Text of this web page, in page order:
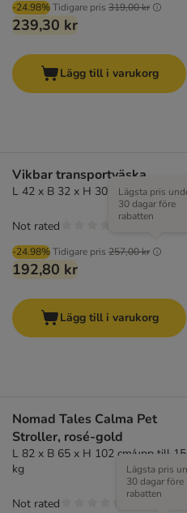
-24.98%Tidigare pris 319,00 kr
239,30 kr
Lägg till i varukorg
Vikbar transportväska
L 42 x B 32 x H 30 cm
-24.98%Tidigare pris 257,00 kr
Lägsta pris
30 dagar före
rabatten
192,80 kr
Not rated
Lägg till i varukorg
Nomad Tales Calma Pet
Stroller, rosé-gold
L 82 x B 65 x H 102 cm/upp till 15
kg
Lägsta pris
30 dagar före
rabatten
Not rated